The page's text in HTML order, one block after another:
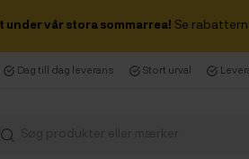
under vår stora sommarrea! Se
Dag till dag leverans Stort urval